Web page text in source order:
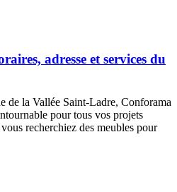
adresse et services du
de la Vallée Saint-Ladre, Conforama
pour tous vos projets
recherchiez des meubles pour